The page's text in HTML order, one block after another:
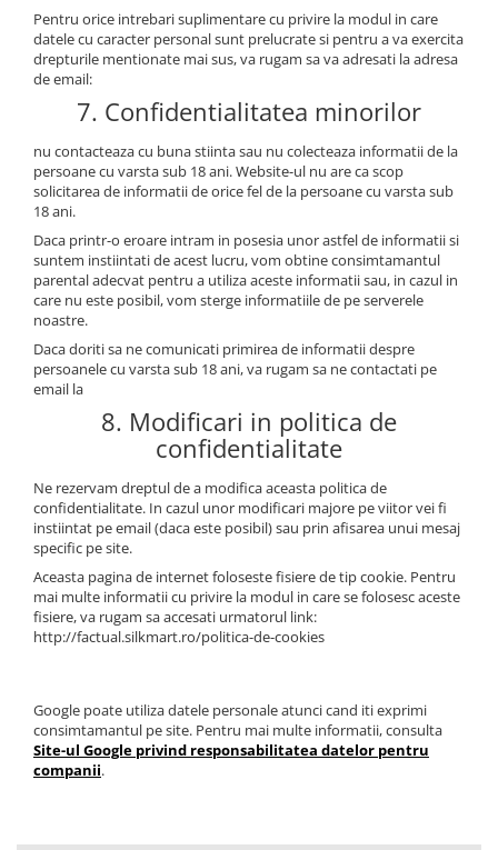
Pentru orice intrebari suplimentare cu privire la modul in care
datele cu caracter personal sunt prelucrate si pentru a va exercita
drepturile mentionate mai sus, va rugam sa va adresati la adresa
de email:
7. Confidentialitatea minorilor
nu contacteaza cu buna stiinta sau nu colecteaza informatii de la
persoane cu varsta sub 18 ani. Website-ul nu are ca scop
solicitarea de informatii de orice fel de la persoane cu varsta sub
18 ani.
Daca printr-o eroare intram in posesia unor astfel de informatii si
suntem instiintati de acest lucru, vom obtine consimtamantul
parental adecvat pentru a utiliza aceste informatii sau, in cazul in
care nu este posibil, vom sterge informatiile de pe serverele
noastre.
Daca doriti sa ne comunicati primirea de informatii despre
persoanele cu varsta sub 18 ani, va rugam sa ne contactati pe
email la
8. Modificari in politica de
confidentialitate
Ne rezervam dreptul de a modifica aceasta politica de
confidentialitate. In cazul unor modificari majore pe viitor vei fi
instiintat pe email (daca este posibil) sau prin afisarea unui mesaj
specific pe site.
Aceasta pagina de internet foloseste fisiere de tip cookie. Pentru
mai multe informatii cu privire la modul in care se folosesc aceste
fisiere, va rugam sa accesati urmatorul link:
http://factual.silkmart.ro/politica-de-cookies
Google poate utiliza datele personale atunci cand iti exprimi
consimtamantul pe site. Pentru mai multe informatii, consulta
Site-ul Google privind responsabilitatea datelor pentru
companii.